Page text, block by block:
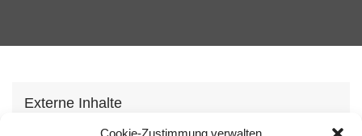
Cookie-Zustimmung verwalten
Externe Inhalte